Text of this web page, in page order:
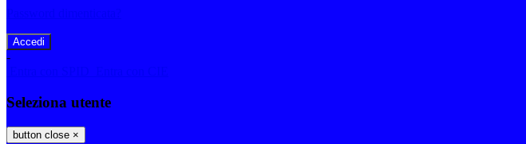
-
Seleziona utente
button close ×